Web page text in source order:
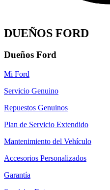
DUEÑOS FORD
Dueños Ford
Mi Ford
Servicio Genuino
Repuestos Genuinos
Plan de Servicio Extendido
Mantenimiento del Vehículo
Accesorios Personalizados
Garantía